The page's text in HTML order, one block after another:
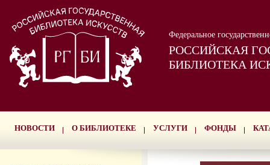
Федеральное
РОССИЙСКАЯ
БИБЛИОТЕКА
НОВОСТИ О БИБЛИОТЕКЕ УСЛУГИ ФОНДЫ